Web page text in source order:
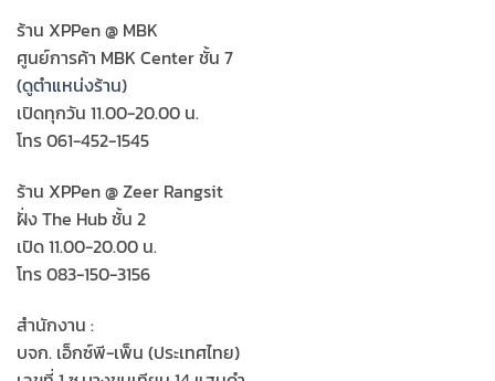
ร้าน XPPen @ MBK
ศูนย์การค้า MBK Center ชั้น 7
(ดูตำแหน่งร้าน)
เปิดทุกวัน 11.00-20.00 น.
โทร 061-452-1545
ร้าน XPPen @ Zeer Rangsit
ฝั่ง The Hub ชั้น 2
เปิด 11.00-20.00 น.
โทร 083-150-3156
สำนักงาน :
บจก. เอ็กซ์พี-เพ็น (ประเทศไทย)